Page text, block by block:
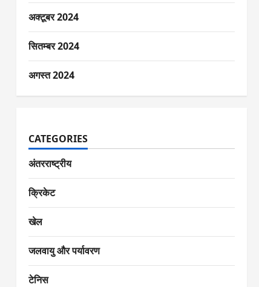
अक्टूबर 2024
सितम्बर 2024
अगस्त 2024
CATEGORIES
अंतरराष्ट्रीय
क्रिकेट
खेल
जलवायु और पर्यावरण
टेनिस